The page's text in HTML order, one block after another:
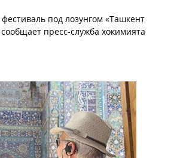
под лозунгом «Ташкент
пресс-служба хокимията